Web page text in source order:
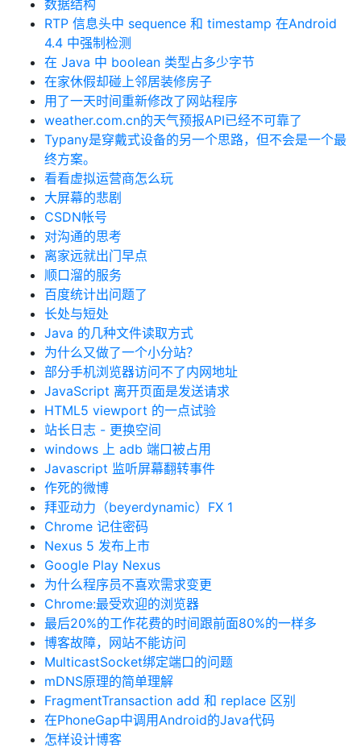
数据结构
RTP 信息头中 sequence 和 timestamp 在Android
4.4 中强制检测
在 Java 中 boolean 类型占多少字节
在家休假却碰上邻居装修房子
用了一天时间重新修改了网站程序
weather.com.cn的天气预报API已经不可靠了
Typany是穿戴式设备的另一个思路，但不会是一个最
终方案。
看看虚拟运营商怎么玩
大屏幕的悲剧
CSDN帐号
对沟通的思考
离家远就出门早点
顺口溜的服务
百度统计出问题了
长处与短处
Java 的几种文件读取方式
为什么又做了一个小分站？
部分手机浏览器访问不了内网地址
JavaScript 离开页面是发送请求
HTML5 viewport 的一点试验
站长日志 - 更换空间
windows 上 adb 端口被占用
Javascript 监听屏幕翻转事件
作死的微博
拜亚动力（beyerdynamic）FX 1
Chrome 记住密码
Nexus 5 发布上市
Google Play Nexus
为什么程序员不喜欢需求变更
Chrome:最受欢迎的浏览器
最后20%的工作花费的时间跟前面80%的一样多
博客故障，网站不能访问
MulticastSocket绑定端口的问题
mDNS原理的简单理解
FragmentTransaction add 和 replace 区别
在PhoneGap中调用Android的Java代码
怎样设计博客